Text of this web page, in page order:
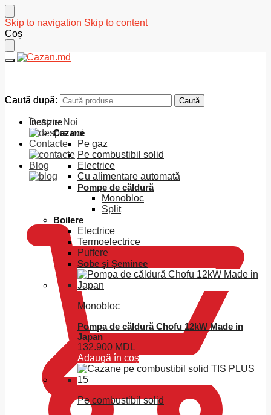
Skip to navigation Skip to content
Coș
Caută după: Caută
Despre Noi
Contacte
Blog
Caută după: Caută
Încălzire
Cazane
Pe gaz
Pe combustibil solid
Electrice
Cu alimentare automată
Pompe de căldură
Monobloc
Split
Boilere
Electrice
Termoelectrice
Puffere
Sobe și Șeminee
Monobloc
Pompa de căldură Chofu 12kW Made in
Japan
132.900 MDL
Adaugă în coș
Pe combustibil solid